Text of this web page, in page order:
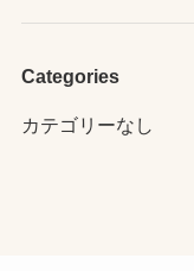
Categories
カテゴリーなし